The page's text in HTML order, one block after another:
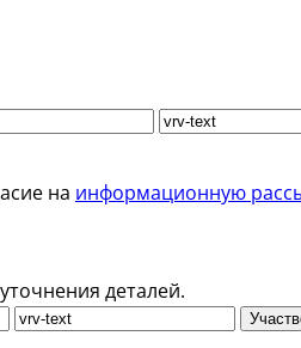
на информационную
деталей.